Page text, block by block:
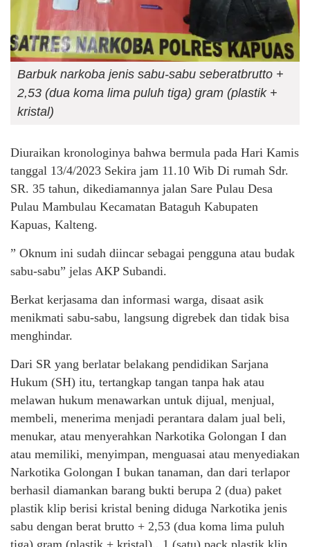
Barbuk narkoba jenis sabu-sabu seberatbrutto +
2,53 (dua koma lima puluh tiga) gram (plastik +
kristal)
Diuraikan kronologinya bahwa bermula pada Hari Kamis
tanggal 13/4/2023 Sekira jam 11.10 Wib Di rumah Sdr.
SR. 35 tahun, dikediamannya jalan Sare Pulau Desa
Pulau Mambulau Kecamatan Bataguh Kabupaten
Kapuas, Kalteng.
” Oknum ini sudah diincar sebagai pengguna atau budak
sabu-sabu” jelas AKP Subandi.
Berkat kerjasama dan informasi warga, disaat asik
menikmati sabu-sabu, langsung digrebek dan tidak bisa
menghindar.
Dari SR yang berlatar belakang pendidikan Sarjana
Hukum (SH) itu, tertangkap tangan tanpa hak atau
melawan hukum menawarkan untuk dijual, menjual,
membeli, menerima menjadi perantara dalam jual beli,
menukar, atau menyerahkan Narkotika Golongan I dan
atau memiliki, menyimpan, menguasai atau menyediakan
Narkotika Golongan I bukan tanaman, dan dari terlapor
berhasil diamankan barang bukti berupa 2 (dua) paket
plastik klip berisi kristal bening diduga Narkotika jenis
sabu dengan berat brutto + 2,53 (dua koma lima puluh
tiga) gram (plastik + kristal)., 1 (satu) pack plastik klip